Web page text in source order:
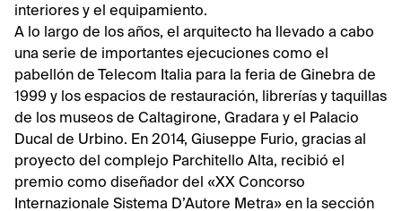
interiores y el equipamiento.
A lo largo de los años, el arquitecto ha llevado a cabo
una serie de importantes ejecuciones como el
pabellón de Telecom Italia para la feria de Ginebra de
1999 y los espacios de restauración, librerías y taquillas
de los museos de Caltagirone, Gradara y el Palacio
Ducal de Urbino. En 2014, Giuseppe Furio, gracias al
proyecto del complejo Parchitello Alta, recibió el
premio como diseñador del «XX Concorso
Internazionale Sistema D’Autore Metra» en la sección